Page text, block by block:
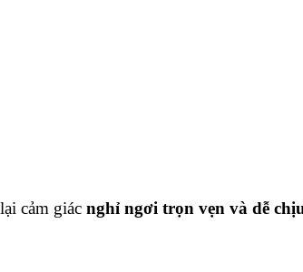
cảm giác nghỉ ngơi trọn vẹn và dễ